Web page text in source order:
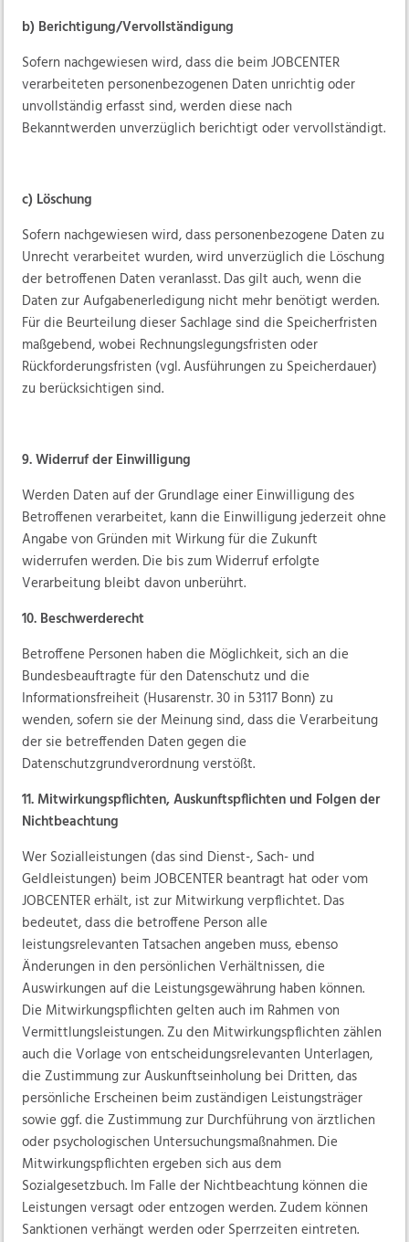
b) Berichtigung/Vervollständigung
Sofern nachgewiesen wird, dass die beim JOBCENTER
verarbeiteten personenbezogenen Daten unrichtig oder
unvollständig erfasst sind, werden diese nach
Bekanntwerden unverzüglich berichtigt oder vervollständigt.
c) Löschung
Sofern nachgewiesen wird, dass personenbezogene Daten zu
Unrecht verarbeitet wurden, wird unverzüglich die Löschung
der betroffenen Daten veranlasst. Das gilt auch, wenn die
Daten zur Aufgabenerledigung nicht mehr benötigt werden.
Für die Beurteilung dieser Sachlage sind die Speicherfristen
maßgebend, wobei Rechnungslegungsfristen oder
Rückforderungsfristen (vgl. Ausführungen zu Speicherdauer)
zu berücksichtigen sind.
9. Widerruf der Einwilligung
Werden Daten auf der Grundlage einer Einwilligung des
Betroffenen verarbeitet, kann die Einwilligung jederzeit ohne
Angabe von Gründen mit Wirkung für die Zukunft
widerrufen werden. Die bis zum Widerruf erfolgte
Verarbeitung bleibt davon unberührt.
10. Beschwerderecht
Betroffene Personen haben die Möglichkeit, sich an die
Bundesbeauftragte für den Datenschutz und die
Informationsfreiheit (Husarenstr. 30 in 53117 Bonn) zu
wenden, sofern sie der Meinung sind, dass die Verarbeitung
der sie betreffenden Daten gegen die
Datenschutzgrundverordnung verstößt.
11. Mitwirkungspflichten, Auskunftspflichten und Folgen der
Nichtbeachtung
Wer Sozialleistungen (das sind Dienst-, Sach- und
Geldleistungen) beim JOBCENTER beantragt hat oder vom
JOBCENTER erhält, ist zur Mitwirkung verpflichtet. Das
bedeutet, dass die betroffene Person alle
leistungsrelevanten Tatsachen angeben muss, ebenso
Änderungen in den persönlichen Verhältnissen, die
Auswirkungen auf die Leistungsgewährung haben können.
Die Mitwirkungspflichten gelten auch im Rahmen von
Vermittlungsleistungen. Zu den Mitwirkungspflichten zählen
auch die Vorlage von entscheidungsrelevanten Unterlagen,
die Zustimmung zur Auskunftseinholung bei Dritten, das
persönliche Erscheinen beim zuständigen Leistungsträger
sowie ggf. die Zustimmung zur Durchführung von ärztlichen
oder psychologischen Untersuchungsmaßnahmen. Die
Mitwirkungspflichten ergeben sich aus dem
Sozialgesetzbuch. Im Falle der Nichtbeachtung können die
Leistungen versagt oder entzogen werden. Zudem können
Sanktionen verhängt werden oder Sperrzeiten eintreten.